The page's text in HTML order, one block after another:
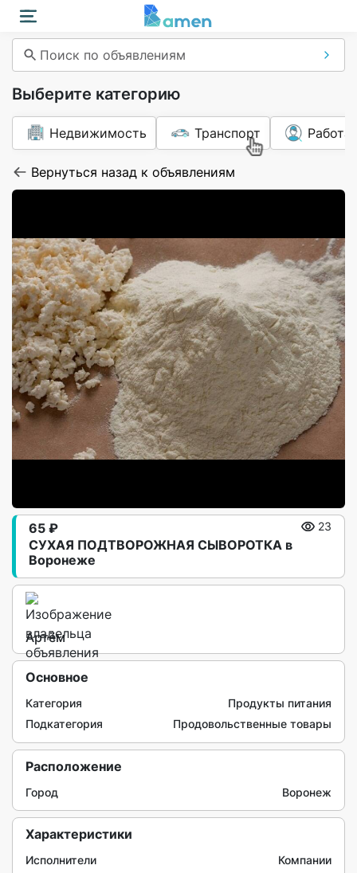
Поиск по объявлениям
Выберите категорию
Недвижимость Транспорт Работа
Вернуться назад к объявлениям
СУХАЯ ПОДТВОРОЖНАЯ СЫВОРОТКА в
Воронеже
65 ₽ 23
Артём
Основное
Категория
Продукты питания
Подкатегория
Продовольственные товары
Расположение
Город Воронеж
Характеристики
Исполнители
Компании